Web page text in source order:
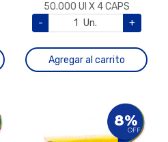
50.000 UI X 4 CAPS
-
Un. +
Agregar al carrito
8%
OFF